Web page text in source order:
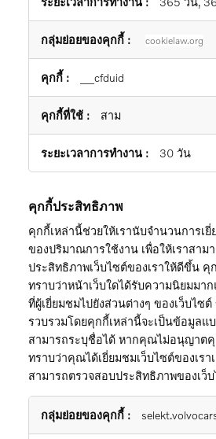
cookielaw.org
__cfduid
สาม
30 วัน
คุกกี้ประสิทธิภาพ
คุกกี้เหล่านี้ช่วยให้เรานับจำนวนการเ
ของปริมาณการใช้งาน เพื่อให้เราสาม
ประสิทธิภาพเว็บไซต์ของเราให้ดีขึ้น คุ
ทราบว่าหน้าเว็บใดได้รับความนิยมมา
ที่ผู้เยี่ยมชมไปยังส่วนต่างๆ ของเว็บไซ
รวบรวมโดยคุกกี้เหล่านี้จะเป็นข้อมูลแ
สามารถระบุชื่อได้ หากคุณไม่อนุญาตคุ
ทราบว่าคุณได้เยี่ยมชมเว็บไซต์ของเรา
สามารถตรวจสอบประสิทธิภาพของเว็
ประสิทธิภาพ